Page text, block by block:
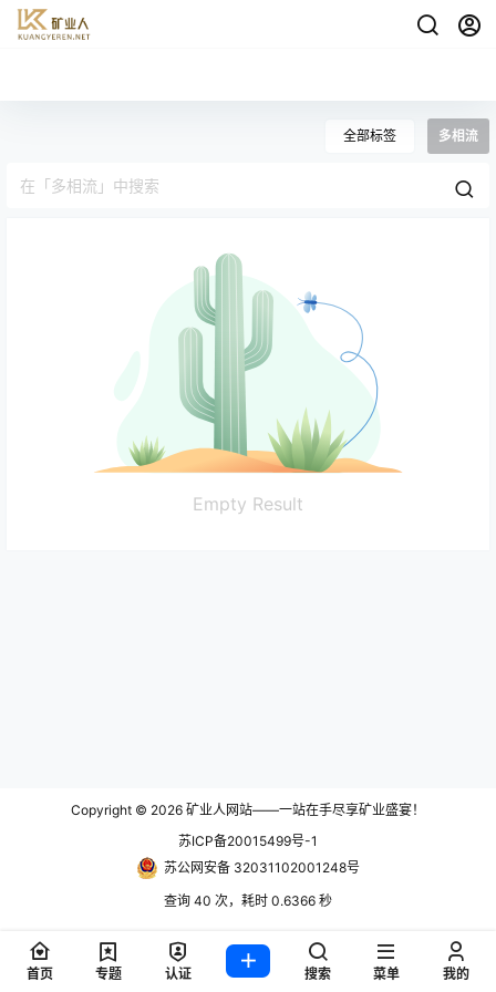
全部标签 多相流
Empty Result
Copyright © 2026 矿业人网站——一站在手尽享矿业盛宴！
苏ICP备20015499号-1
苏公网安备 32031102001248号
查询 40 次，耗时 0.6366 秒
首页 专题 认证 搜索 菜单 我的